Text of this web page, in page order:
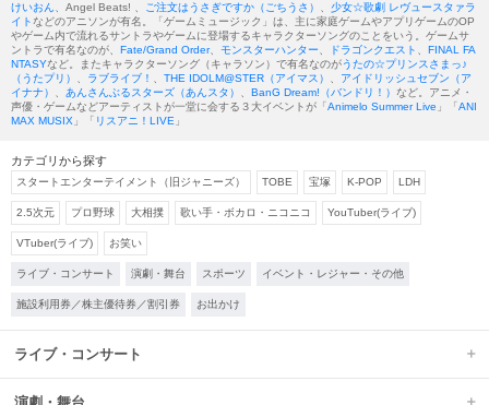
けいおん 、Angel Beats! 、 ご注文はうさぎですか（ごちうさ）
少女☆歌劇 レヴュースタァラ
イトなどのアニソンが有名。「ゲームミュージック」は、主に家庭ゲームやアプリゲームのOP
やゲーム内で流れるサントラやゲームに登場するキャラクターソングのことをいう。ゲームサ
ントラで有名なのが、 Fate/Grand Order、 モンスターハンター ドラゴンクエスト
FINAL FA
NTASYなど。またキャラクターソング（キャラソン）で有名なのがうたの☆プリンスさまっ♪
（うたプリ）
ラブライブ！ THE IDOLM@STER（アイマス）
アイドリッシュセブン（ア
イナナ）
あんさんぶるスターズ（あんスタ） BanG Dream!（バンドリ！） など。アニメ・
声優・ゲームなどアーティストが一堂に会する３大イベントが「Animelo Summer Live 」「ANI
MAX MUSIX 」「 リスアニ！LIVE 」
カテゴリから探す
スタートエンターテイメント（旧ジャニーズ） TOBE 宝塚 K-POP LDH
2.5次元 プロ野球 大相撲 歌い手・ボカロ・ニコニコ YouTuber(ライブ)
VTuber(ライブ) お笑い
ライブ・コンサート 演劇・舞台 スポーツ イベント・レジャー・その他
施設利用券／株主優待券／割引券 お出かけ
ライブ・コンサート